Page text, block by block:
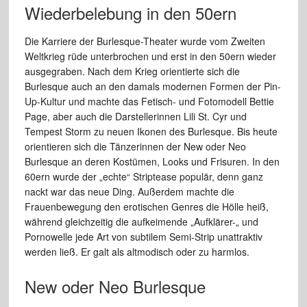
Wiederbelebung in den 50ern
Die Karriere der Burlesque-Theater wurde vom Zweiten
Weltkrieg rüde unterbrochen und erst in den 50ern wieder
ausgegraben. Nach dem Krieg orientierte sich die
Burlesque auch an den damals modernen Formen der Pin-
Up-Kultur und machte das Fetisch- und Fotomodell Bettie
Page, aber auch die Darstellerinnen Lili St. Cyr und
Tempest Storm zu neuen Ikonen des Burlesque. Bis heute
orientieren sich die Tänzerinnen der New oder Neo
Burlesque an deren Kostümen, Looks und Frisuren. In den
60ern wurde der „echte“ Striptease populär, denn ganz
nackt war das neue Ding. Außerdem machte die
Frauenbewegung den erotischen Genres die Hölle heiß,
während gleichzeitig die aufkeimende „Aufklärer-„ und
Pornowelle jede Art von subtilem Semi-Strip unattraktiv
werden ließ. Er galt als altmodisch oder zu harmlos.
New oder Neo Burlesque